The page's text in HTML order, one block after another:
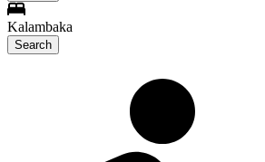
Kalambaka
Search